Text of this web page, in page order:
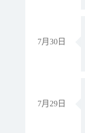
7月30日
7月29日